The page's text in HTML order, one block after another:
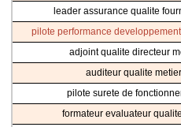
leader assurance qualite
pilote performance
adjoint qualite directeur
auditeur qualite metier
pilote surete de
formateur evaluateur